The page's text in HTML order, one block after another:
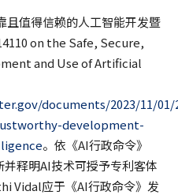
且值得信赖的人工智能开发暨
on the Safe, Secure,
and Use of Artificial
documents/2023/11/01/
development-
。依《AI行政命令》
释明AI技术可授予专利客体
Vidal应于《AI行政命令》发